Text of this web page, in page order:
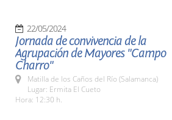
22/05/2024
Jornada de convivencia de la
Agrupación de Mayores "Campo
Charro"
Matilla de los Caños del Río (Salamanca)
Lugar: Ermita El Cueto
Hora: 12:30 h.